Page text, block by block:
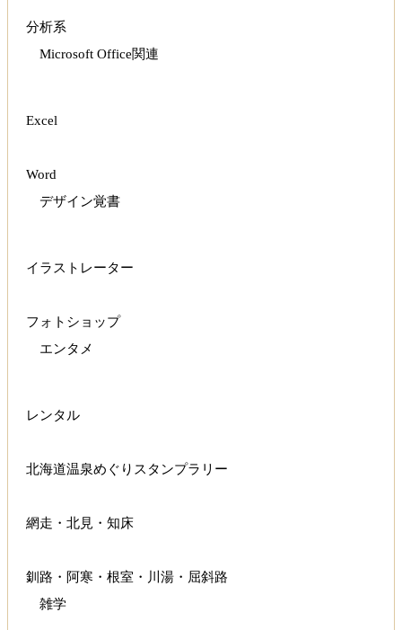
分析系
Microsoft Office関連
Excel
Word
デザイン覚書
イラストレーター
フォトショップ
エンタメ
レンタル
北海道温泉めぐりスタンプラリー
網走・北見・知床
釧路・阿寒・根室・川湯・屈斜路
雑学